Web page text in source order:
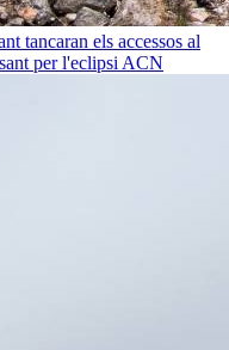
tancaran els accessos al
per l'eclipsi ACN